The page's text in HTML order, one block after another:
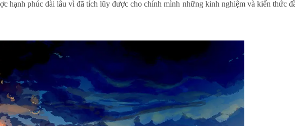
hạnh phúc dài lâu vì đã tích lũy được cho chính mình những kinh nghiệm và kiến thức